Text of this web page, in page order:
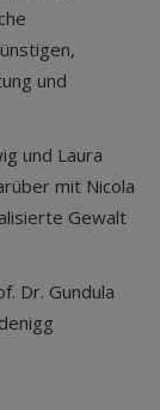
und
und Laura
mit Nicola
Gewalt
Dr. Gundula